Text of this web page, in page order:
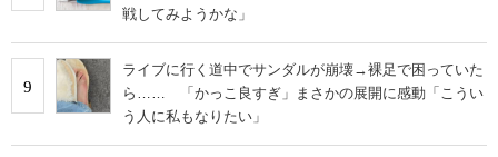
戦してみようかな」
9
ライブに行く道中でサンダルが崩壊→裸足で困っていた
ら…… 「かっこ良すぎ」まさかの展開に感動「こうい
う人に私もなりたい」